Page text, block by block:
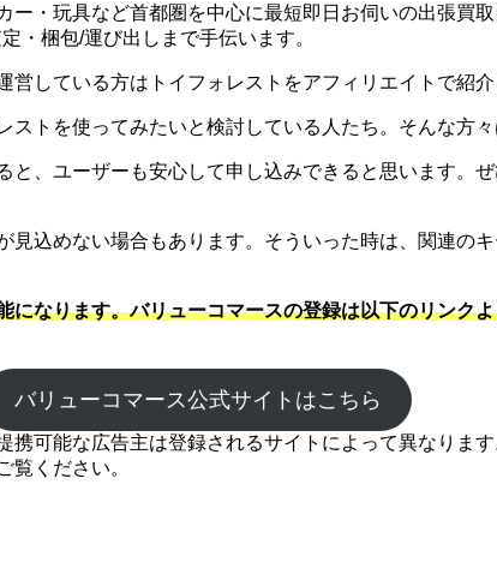
・玩具など首都圏を中心に最短即日お伺いの出張買
・梱包/運び出しまで手伝います。
している方はトイフォレストをアフィリエイトで紹
トを使ってみたいと検討している人たち。そんな方
、ユーザーも安心して申し込みできると思います。
込めない場合もあります。そういった時は、関連の
なります。バリューコマースの登録は以下のリンク
バリューコマース公式サイトはこちら
可能な広告主は登録されるサイトによって異なりま
覧ください。